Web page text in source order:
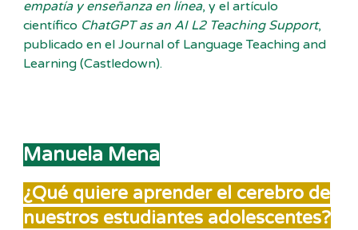
empatía y enseñanza en línea, y el artículo
científico ChatGPT as an AI L2 Teaching Support,
publicado en el Journal of Language Teaching and
Learning (Castledown).
Manuela Mena
¿Qué quiere aprender el cerebro de
nuestros estudiantes adolescentes?